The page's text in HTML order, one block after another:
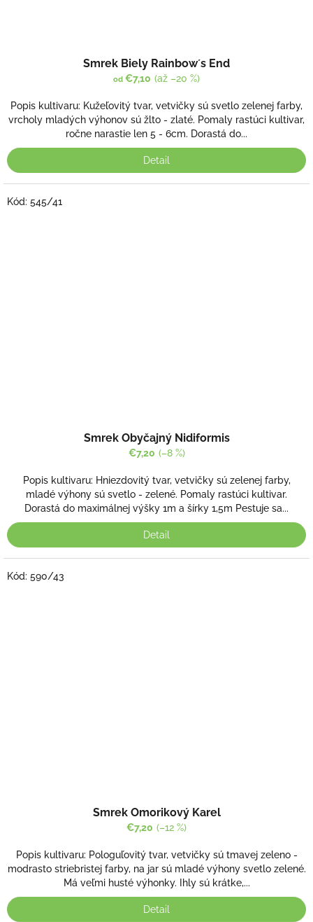
Smrek Biely Rainbow´s End
od €7,10 (až –20 %)
Popis kultivaru: Kužeľovitý tvar, vetvičky sú svetlo zelenej farby,
vrcholy mladých výhonov sú žlto - zlaté. Pomaly rastúci kultivar,
ročne narastie len 5 - 6cm. Dorastá do...
Detail
hodnotenie
produktu
4,0
z
5
hviezdičiek.
Smrek Obyčajný Nidiformis
€7,20 (–8 %)
Popis kultivaru: Hniezdovitý tvar, vetvičky sú zelenej farby,
mladé výhony sú svetlo - zelené. Pomaly rastúci kultivar.
Dorastá do maximálnej výšky 1m a šírky 1,5m Pestuje sa...
Detail
Kód: 545/41
Smrek Omorikový Karel
€7,20 (–12 %)
Popis kultivaru: Pologuľovitý tvar, vetvičky sú tmavej zeleno -
modrasto striebristej farby, na jar sú mladé výhony svetlo zelené.
Má veľmi husté výhonky. Ihly sú krátke,...
Detail
Kód: 590/43